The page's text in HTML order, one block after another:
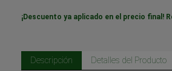
¡Descuento ya aplicado en el precio final!
Descripción Detalles del Producto